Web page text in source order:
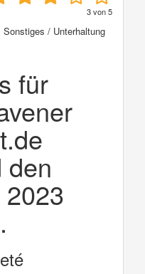
3von5
Sonstiges / Unterhaltung
für
den